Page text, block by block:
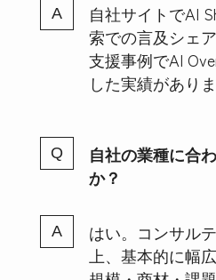
自社サイトでAI
索での言及シェ
支援事例でAI
した実績がありま
自社の業種に合
か？
はい。コンサル
上、基本的に幅